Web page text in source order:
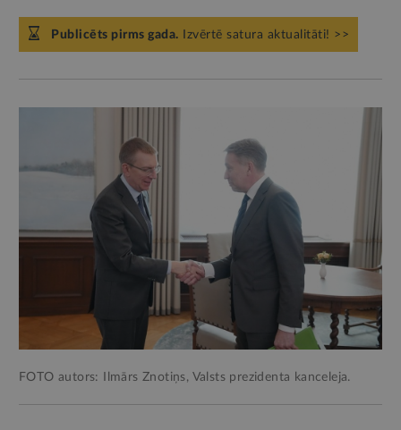
Publicēts pirms gada. Izvērtē satura aktualitāti! >>
FOTO autors: Ilmārs Znotiņs, Valsts prezidenta kanceleja.